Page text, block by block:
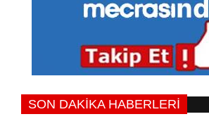
SON DAKİKA HABERLERİ